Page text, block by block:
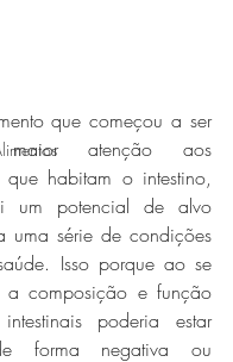
que começou a ser
atenção aos
que habitam o intestino,
um potencial de alvo
uma série de condições
Isso porque ao se
a composição e função
poderia estar
forma negativa ou